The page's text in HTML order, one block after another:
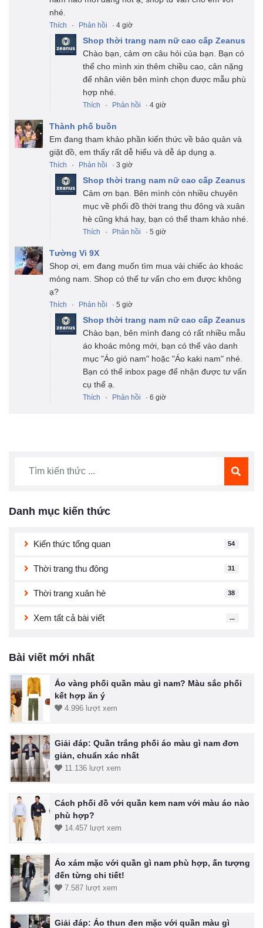
nhé.
Thích · Phản hồi · 4 giờ
Shop thời trang nam nữ cao cấp Zeanus
Chào bạn, cảm ơn câu hỏi của bạn. Bạn có
thể cho mình xin thêm chiều cao, cân nặng
để nhân viên bên mình chọn được mẫu phù
hợp nhé.
Thích · Phản hồi · 4 giờ
Thành phố buồn
Em đang tham khảo phần kiến thức về bảo quản và
giặt đồ, em thấy rất dễ hiểu và dễ áp dụng ạ.
Thích · Phản hồi · 3 giờ
Shop thời trang nam nữ cao cấp Zeanus
Cảm ơn bạn. Bên mình còn nhiều chuyên
mục về phối đồ thời trang thu đông và xuân
hè cũng khá hay, bạn có thể tham khảo nhé.
Thích · Phản hồi · 5 giờ
Tường Vi 9X
Shop ơi, em đang muốn tìm mua vài chiếc áo khoác
mỏng nam. Shop có thể tư vấn cho em được không
ạ?
Thích · Phản hồi · 5 giờ
Shop thời trang nam nữ cao cấp Zeanus
Chào bạn, bên mình đang có rất nhiều mẫu
áo khoác mỏng mới, bạn có thể vào danh
mục "Áo gió nam" hoặc "Áo kaki nam" nhé.
Bạn có thể inbox page để nhận được tư vấn
cụ thể ạ.
Thích · Phản hồi · 6 giờ
Danh mục kiến thức
Kiến thức tổng quan 54
Thời trang thu đông 31
Thời trang xuân hè 38
Xem tất cả bài viết ...
Bài viết mới nhất
Áo vàng phối quần màu gì nam? Màu sắc phối
kết hợp ăn ý
4.996 lượt xem
Giải đáp: Quần trắng phối áo màu gì nam đơn
giản, chuẩn xác nhất
11.136 lượt xem
Cách phối đồ với quần kem nam với màu áo nào
phù hợp?
14.457 lượt xem
Áo xám mặc với quần gì nam phù hợp, ấn tượng
đến từng chi tiết!
7.587 lượt xem
Giải đáp: Áo thun đen mặc với quần màu gì